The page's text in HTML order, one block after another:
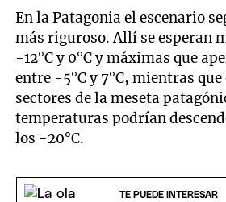
En la Patagonia el escenario
más riguroso. Allí se esperan
-12°C y 0°C y máximas que
entre -5°C y 7°C, mientras
sectores de la meseta
temperaturas podrían
los -20°C.
TE PUEDE INTERESAR